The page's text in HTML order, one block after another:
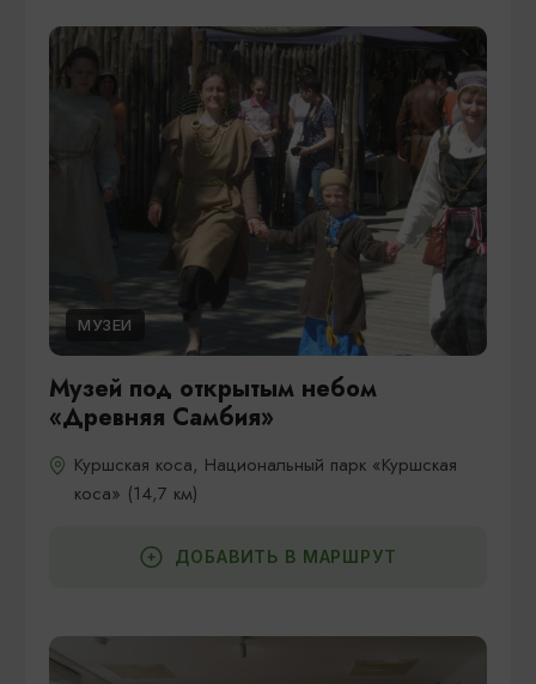
МУЗЕИ
Музей под открытым небом
«Древняя Самбия»
Куршская коса, Национальный парк «Куршская
коса» (14,7 км)
ДОБАВИТЬ В МАРШРУТ